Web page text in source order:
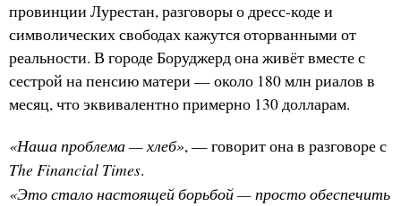
провинции Лурестан, разговоры о дресс-коде и
символических свободах кажутся оторванными от
реальности. В городе Боруджерд она живёт вместе с
сестрой на пенсию матери — около 180 млн риалов в
месяц, что эквивалентно примерно 130 долларам.
«Наша проблема — хлеб», — говорит она в разговоре с
The Financial Times.
«Это стало настоящей борьбой — просто обеспечить